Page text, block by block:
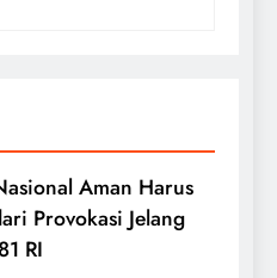
Aman Harus
Provokasi Jelang
RI